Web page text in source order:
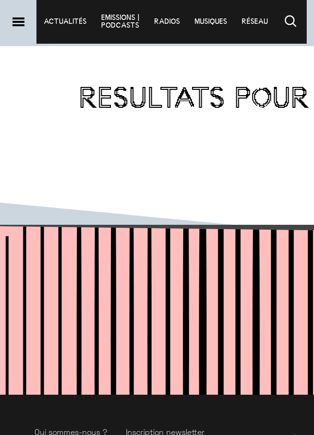
ACTUALITÉS
EMISSIONS |
PODCASTS
RADIOS MUSIQUES RÉSEAU
RESULTATS
Qui sommes-nous ? Inscription newsletter